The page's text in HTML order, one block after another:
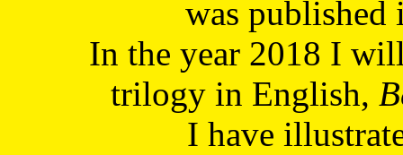
was published
In the year 2018 I
trilogy in English,
I have